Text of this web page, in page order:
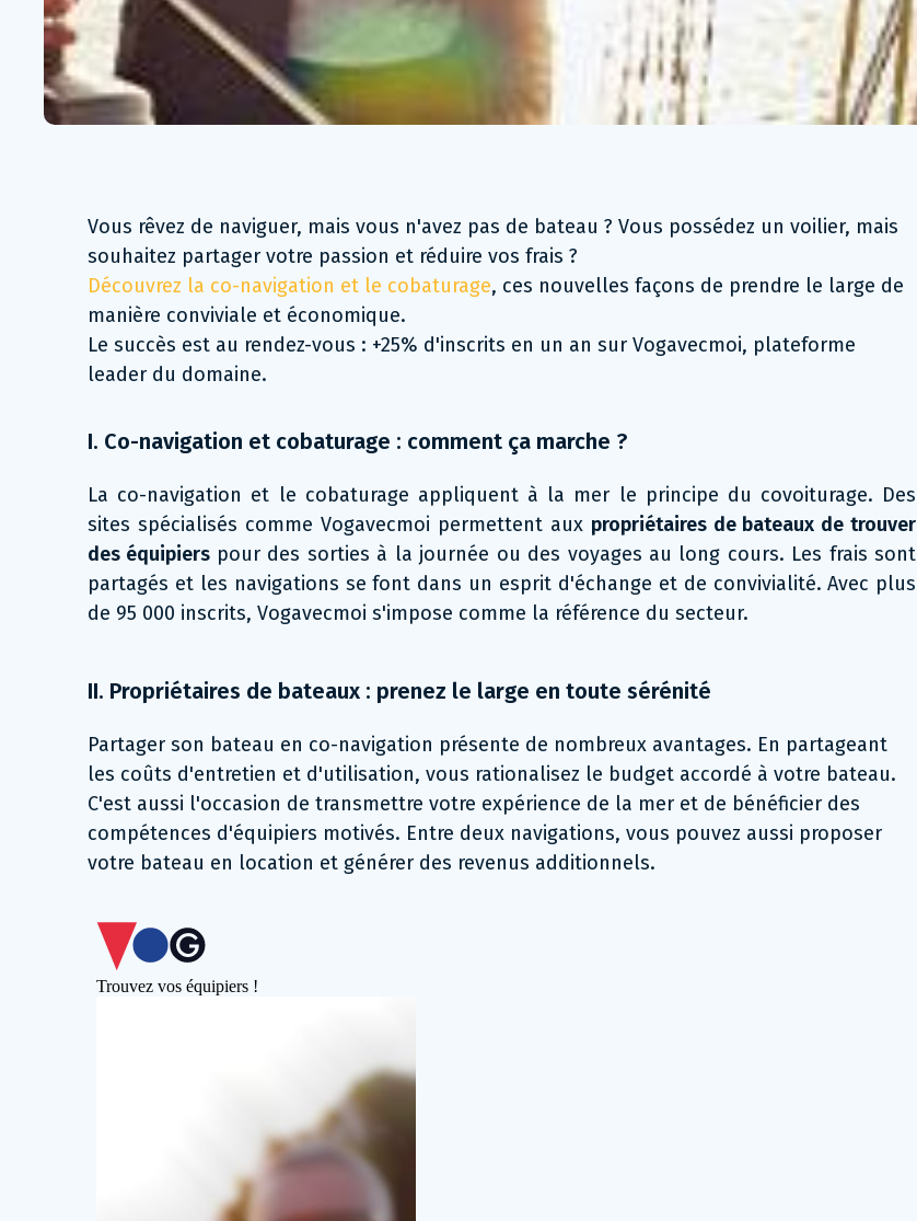
Vous rêvez de naviguer, mais vous n'avez pas de bateau ? Vous possédez un voilier, mais
souhaitez partager votre passion et réduire vos frais ?
Découvrez la co-navigation et le cobaturage, ces nouvelles façons de prendre le large de
manière conviviale et économique.
Le succès est au rendez-vous : +25% d'inscrits en un an sur Vogavecmoi, plateforme
leader du domaine.
I. Co-navigation et cobaturage : comment ça marche ?
La co-navigation et le cobaturage appliquent à la mer le principe du covoiturage. Des
sites spécialisés comme Vogavecmoi permettent aux propriétaires de bateaux de trouver
des équipiers pour des sorties à la journée ou des voyages au long cours. Les frais sont
partagés et les navigations se font dans un esprit d'échange et de convivialité. Avec plus
de 95 000 inscrits, Vogavecmoi s'impose comme la référence du secteur.
II. Propriétaires de bateaux : prenez le large en toute sérénité
Partager son bateau en co-navigation présente de nombreux avantages. En partageant
les coûts d'entretien et d'utilisation, vous rationalisez le budget accordé à votre bateau.
C'est aussi l'occasion de transmettre votre expérience de la mer et de bénéficier des
compétences d'équipiers motivés. Entre deux navigations, vous pouvez aussi proposer
votre bateau en location et générer des revenus additionnels.